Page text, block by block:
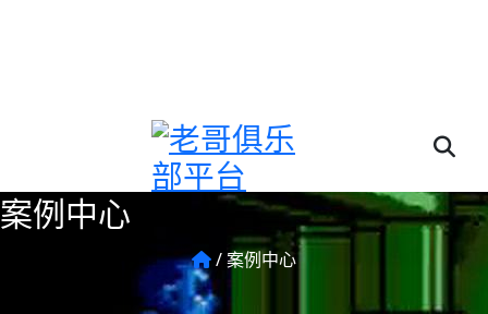
案例中心
/案例中心